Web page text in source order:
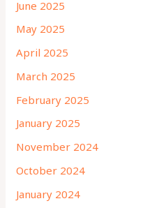
June 2025
May 2025
April 2025
March 2025
February 2025
January 2025
November 2024
October 2024
January 2024